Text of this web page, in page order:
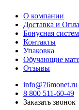
О компании
Доставка и
Бонусная
Контакты
Упаковка
Обучающие
Отзывы
info@76monet.ru
8 800 511-60-49
Заказать звонок